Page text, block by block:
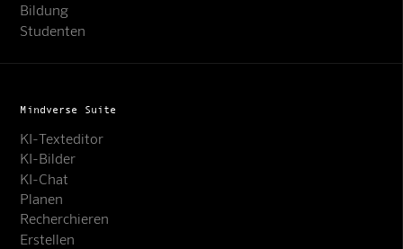
Bildung
Studenten
Mindverse Suite
KI-Texteditor
KI-Bilder
KI-Chat
Planen
Recherchieren
Erstellen